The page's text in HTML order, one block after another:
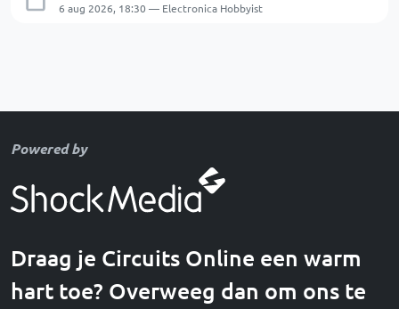
6 aug 2026, 18:30 — Electronica Hobbyist
Powered by
Draag je Circuits Online een warm
hart toe? Overweeg dan om ons te